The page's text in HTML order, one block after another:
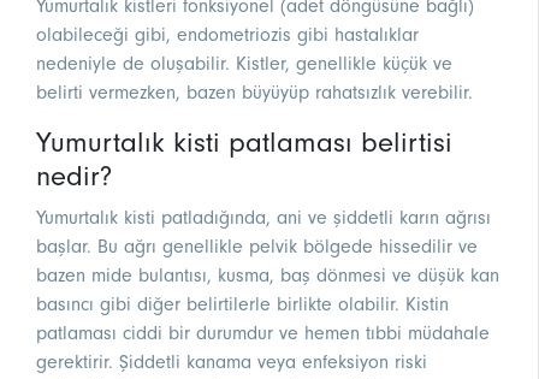
Yumurtalık kistleri fonksiyonel (adet döngüsüne bağlı)
olabileceği gibi, endometriozis gibi hastalıklar
nedeniyle de oluşabilir. Kistler, genellikle küçük ve
belirti vermezken, bazen büyüyüp rahatsızlık verebilir.
Yumurtalık kisti patlaması belirtisi
nedir?
Yumurtalık kisti patladığında, ani ve şiddetli karın ağrısı
başlar. Bu ağrı genellikle pelvik bölgede hissedilir ve
bazen mide bulantısı, kusma, baş dönmesi ve düşük kan
basıncı gibi diğer belirtilerle birlikte olabilir. Kistin
patlaması ciddi bir durumdur ve hemen tıbbi müdahale
gerektirir. Şiddetli kanama veya enfeksiyon riski